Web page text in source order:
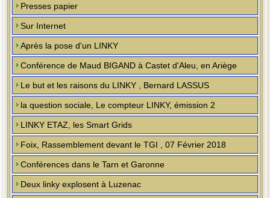
Presses papier
Sur Internet
Après la pose d'un LINKY
Conférence de Maud BIGAND à Castet d'Aleu, en Ariège
Le but et les raisons du LINKY , Bernard LASSUS
la question sociale, Le compteur LINKY, émission 2
LINKY ETAZ, les Smart Grids
Foix, Rassemblement devant le TGI , 07 Février 2018
Conférences dans le Tarn et Garonne
Deux linky explosent à Luzenac